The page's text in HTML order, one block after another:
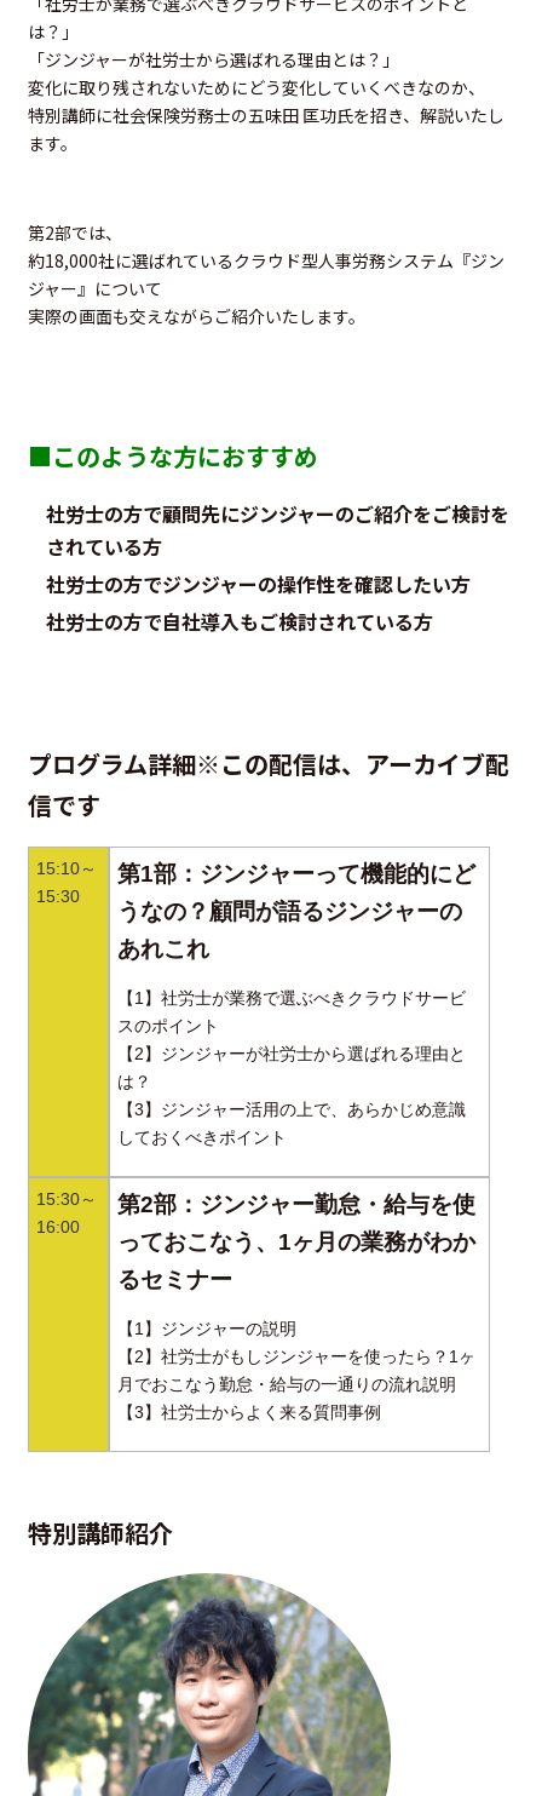
は？」
「ジンジャーが社労士から選ばれる理由とは？」
変化に取り残されないためにどう変化していくべきなのか、
特別講師に社会保険労務士の五味田 匡功氏を招き、解説いたし
ます。
第2部では、
約18,000社に選ばれているクラウド型人事労務システム『ジン
ジャー』について
実際の画面も交えながらご紹介いたします。
■このような方におすすめ
社労士の方で顧問先にジンジャーのご紹介をご検討を
されている方
社労士の方でジンジャーの操作性を確認したい方
社労士の方で自社導入もご検討されている方
プログラム詳細※この配信は、アーカイブ配
信です
15:10～
15:30
第1部：ジンジャーって機能的にど
うなの？顧問が語るジンジャーの
あれこれ
【1】社労士が業務で選ぶべきクラウドサービ
スのポイント
【2】ジンジャーが社労士から選ばれる理由と
は？
【3】ジンジャー活用の上で、あらかじめ意識
しておくべきポイント
15:30～
16:00
第2部：ジンジャー勤怠・給与を使
っておこなう、1ヶ月の業務がわか
るセミナー
【1】ジンジャーの説明
【2】社労士がもしジンジャーを使ったら？1ヶ
月でおこなう勤怠・給与の一通りの流れ説明
【3】社労士からよく来る質問事例
特別講師紹介